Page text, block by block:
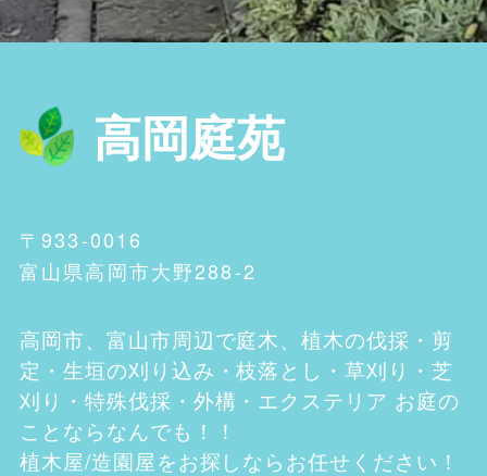
高岡庭苑
〒933-0016
富山県高岡市大野288-2
高岡市、富山市周辺で庭木、植木の伐採・剪
定・生垣の刈り込み・枝落とし・草刈り・芝
刈り・特殊伐採・外構・エクステリア お庭の
ことならなんでも！！
植木屋/造園屋をお探しならお任せください！